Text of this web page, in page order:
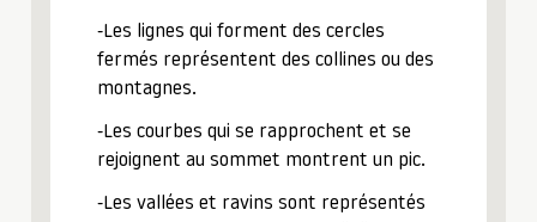
-Les lignes qui forment des cercles
fermés représentent des collines ou des
montagnes.
-Les courbes qui se rapprochent et se
rejoignent au sommet montrent un pic.
-Les vallées et ravins sont représentés